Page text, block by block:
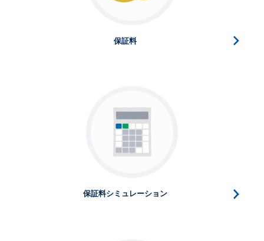
保証料
保証料シミュレーション